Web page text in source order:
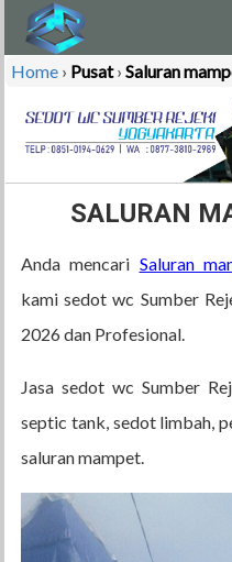
Home › Pusat › Saluran
SALURAN
Anda mencari Saluran
kami sedot wc Sumber
2026 dan Profesional.
Jasa sedot wc Sumber
septic tank, sedot limbah,
saluran mampet.